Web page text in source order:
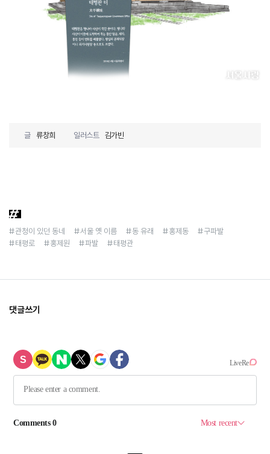
글 류창희 일러스트 김가빈
#관청이 있던 동네 #서울 옛 이름 #동 유래 #홍제동
#구파발
#태평로
#홍제원 #파발 #태평관
댓글쓰기